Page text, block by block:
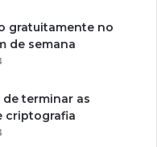
gratuitamente no
de semana
terminar as
criptografia